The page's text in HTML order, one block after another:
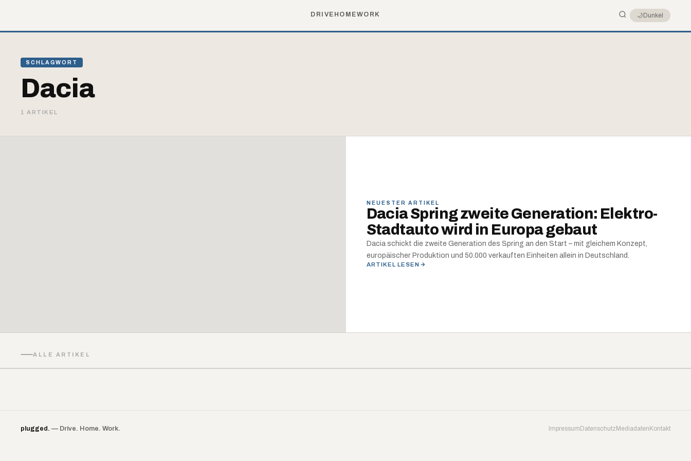
DRIVE HOMEWORK 🌙Dunkel
SCHLAGWORT
Dacia
1 ARTIKEL
NEUESTER ARTIKEL
Dacia Spring zweite Generation: Elektro-
Stadtauto wird in Europa gebaut
Dacia schickt die zweite Generation des Spring an den Start – mit gleichem Konzept,
europäischer Produktion und 50.000 verkauften Einheiten allein in Deutschland.
ARTIKEL LESEN
ALLE ARTIKEL
plugged. — Drive. Home. Work. Impressum Datenschutz Mediadaten Kontakt